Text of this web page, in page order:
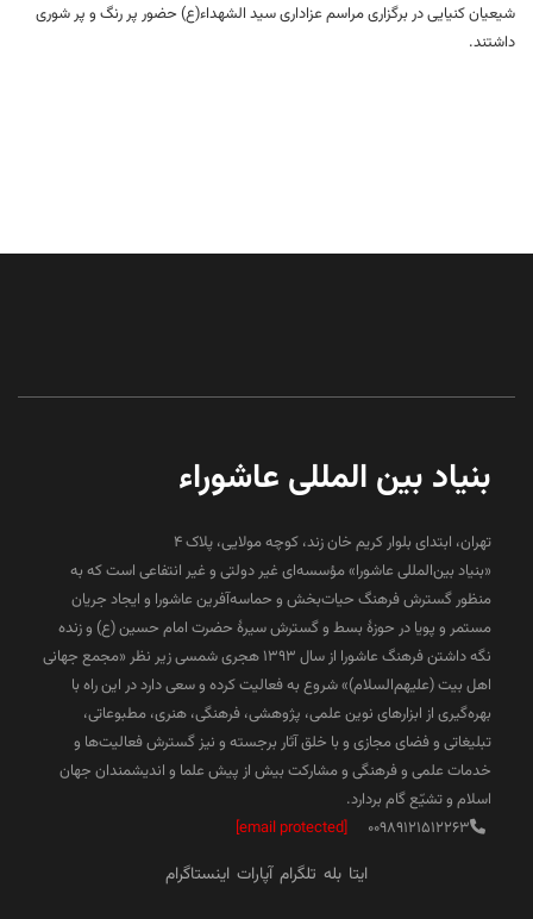
شیعیان کنیایی در برگزاری مراسم عزاداری سید الشهداء(ع) حضور پر رنگ و پر شوری
داشتند.
بنیاد بین المللی عاشوراء
تهران، ابتدای بلوار کریم خان زند، کوچه مولایی، پلاک 4
«بنیاد بین‌المللی عاشورا» مؤسسه‌ای غیر دولتی و غیر انتفاعی است که به
منظور گسترش فرهنگ حیات‌بخش و حماسه‌آفرین عاشورا و ایجاد جریان
مستمر و پویا در حوزۀ بسط و گسترش سیرۀ حضرت امام حسین (ع) و زنده
نگه داشتن فرهنگ عاشورا از سال ۱۳۹۳ هجری شمسی زیر نظر «مجمع جهانی
اهل بیت (علیهم‌السلام)» شروع به فعالیت کرده و سعی دارد در این راه با
بهره‌گیری از ابزارهای نوین علمی، پژوهشی، فرهنگی، هنری، مطبوعاتی،
تبلیغاتی و فضای مجازی و با خلق آثار برجسته و نیز گسترش فعالیت‌ها و
خدمات علمی و فرهنگی و مشارکت بیش از پیش علما و اندیشمندان جهان
اسلام و تشیّع گام بردارد.
00989121512263
[email protected]
ایتا بله تلگرام آپارات اینستاگرام